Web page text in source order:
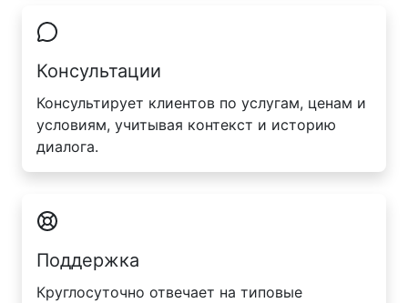
Консультации
Консультирует клиентов по услугам, ценам и
условиям, учитывая контекст и историю
диалога.
Поддержка
Круглосуточно отвечает на типовые